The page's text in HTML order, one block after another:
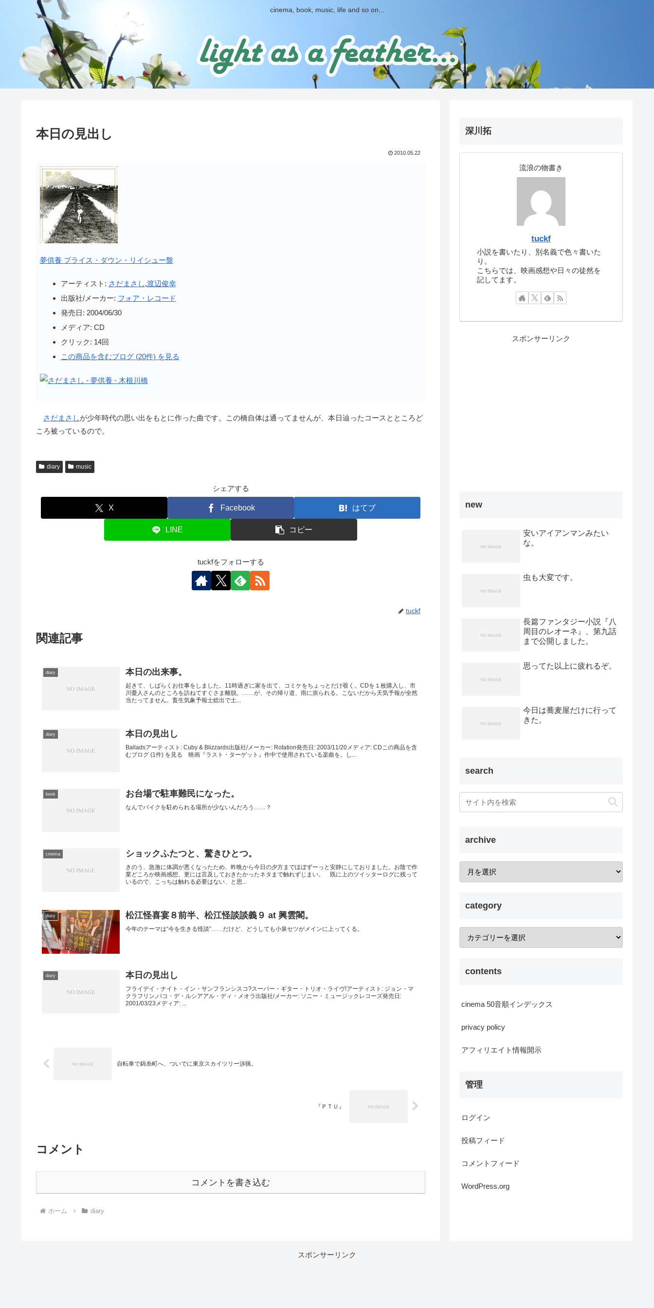
cinema, book, music, life and so on...
本日の見出し
2010.05.22
夢供養 プライス・ダウン・リイシュー盤
アーティスト: さだまさし,渡辺俊幸
出版社/メーカー: フォア・レコード
発売日: 2004/06/30
メディア: CD
クリック: 14回
この商品を含むブログ (20件) を見る
さだまさしが少年時代の思い出をもとに作った曲です。この橋自体は通ってませんが、本日辿ったコースとところど
ころ被っているので。
diary music
シェアする
X Facebook はてブ
LINE コピー
tuckfをフォローする
tuckf
関連記事
diary 本日の出来事。
起きて、しばらくお仕事をしました。11時過ぎに家を出て、コミケをちょっとだけ覗く。CDを１枚購入し、市
川憂人さんのところを訪ねてすぐさま離脱。……が、その帰り道、雨に祟られる。こないだから天気予報が全然
当たってません。畜生気象予報士総出で土...
diary 本日の見出し
Balladsアーティスト: Cuby & Blizzards出版社/メーカー: Rotation発売日: 2003/11/20メディア: CDこの商品を含
むブログ (1件) を見る 映画『ラスト・ターゲット』作中で使用されている楽曲を。し...
book お台場で駐車難民になった。
なんでバイクを駐められる場所が少ないんだろう……？
cinema ショックふたつと、驚きひとつ。
きのう、急激に体調が悪くなったため、昨晩から今日の夕方までほぼずーっと安静にしておりました。お陰で作
業どころか映画感想、更には言及しておきたかったネタまで触れずじまい。 既に上のツイッターログに残って
いるので、こっちは触れる必要はない、と思...
diary 松江怪喜宴８前半、松江怪談談義９ at 興雲閣。
今年のテーマは“今を生きる怪談”……だけど、どうしても小泉セツがメインに上ってくる。
diary 本日の見出し
フライデイ・ナイト・イン・サンフランシスコ?スーパー・ギター・トリオ・ライヴ!アーティスト: ジョン・マ
クラフリン,パコ・デ・ルシアアル・ディ・メオラ出版社/メーカー: ソニー・ミュージックレコーズ発売日:
2001/03/23メディア: ...
自転車で錦糸町へ、ついでに東京スカイツリー渉猟。
『ＰＴＵ』
コメント
コメントを書き込む
ホーム diary
深川拓
流浪の物書き
tuckf
小説を書いたり、別名義で色々書いた
り。
こちらでは、映画感想や日々の徒然を
記してます。
スポンサーリンク
new
安いアイアンマンみたい
な。
虫も大変です。
長篇ファンタジー小説『八
周目のレオーネ』、第九話
まで公開しました。
思ってた以上に疲れるぞ。
今日は蕎麦屋だけに行って
きた。
search
archive
category
contents
cinema 50音順インデックス
privacy policy
アフィリエイト情報開示
管理
ログイン
投稿フィード
コメントフィード
WordPress.org
スポンサーリンク